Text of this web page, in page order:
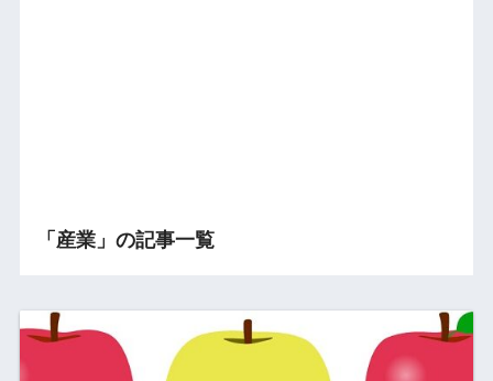
「産業」の記事一覧